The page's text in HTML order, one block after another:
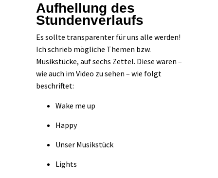
Aufhellung des
Stundenverlaufs
Es sollte transparenter für uns alle werden!
Ich schrieb mögliche Themen bzw.
Musikstücke, auf sechs Zettel. Diese waren –
wie auch im Video zu sehen – wie folgt
beschriftet:
Wake me up
Happy
Unser Musikstück
Lights